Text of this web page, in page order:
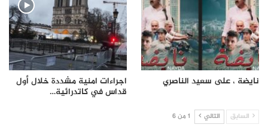
نايضة ، على سعيد الناصري اجراءات امنية مشددة خلال أول
قداس في كاتدرائية…
السابق التالي 1 من 6